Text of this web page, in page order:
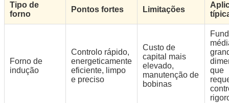
Tipo de
forno
Pontos fortes Limitações
Forno de
indução
Controlo rápido,
energeticamente
eficiente, limpo
e preciso
Custo de
capital mais
elevado,
manutenção de
bobinas
que